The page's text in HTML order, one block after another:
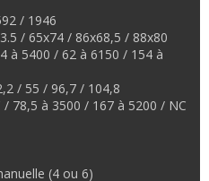
/ 1946
/ 65x74 / 86x68,5 / 88x80
à 5400 / 62 à 6150 / 154 à
/ 55 / 96,7 / 104,8
78,5 à 3500 / 167 à 5200 / NC
(4 ou 6)